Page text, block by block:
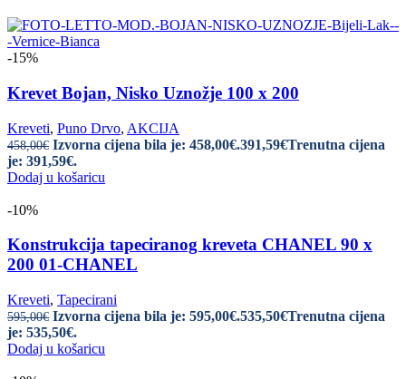
-15%
Krevet Bojan, Nisko Uznožje 100 x 200
Kreveti, Puno Drvo, AKCIJA
458,00€ Izvorna cijena bila je: 458,00€.391,59€Trenutna cijena
je: 391,59€.
Dodaj u košaricu
-10%
Konstrukcija tapeciranog kreveta CHANEL 90 x
200 01-CHANEL
Kreveti, Tapecirani
595,00€ Izvorna cijena bila je: 595,00€.535,50€Trenutna cijena
je: 535,50€.
Dodaj u košaricu